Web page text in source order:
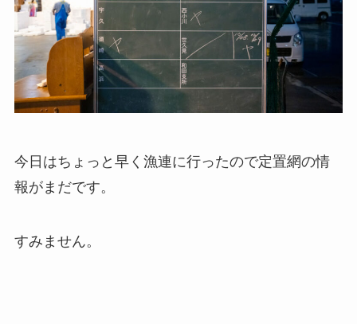
今日はちょっと早く漁連に行ったので定置網の情
報がまだです。
すみません。